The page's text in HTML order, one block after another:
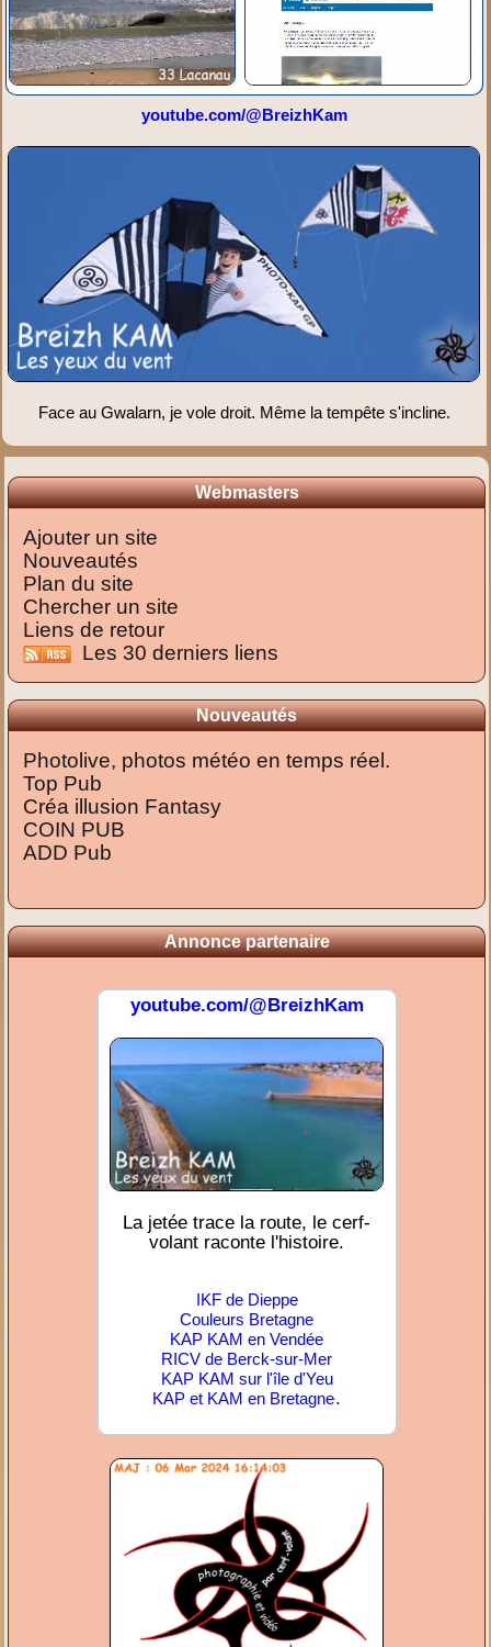
youtube.com/@BreizhKam
Face au Gwalarn, je vole droit. Même la tempête s'incline.
Webmasters
Ajouter un site
Nouveautés
Plan du site
Chercher un site
Liens de retour
Les 30 derniers liens
Nouveautés
Photolive, photos météo en temps réel.
Top Pub
Créa illusion Fantasy
COIN PUB
ADD Pub
Annonce partenaire
youtube.com/@BreizhKam
La jetée trace la route, le cerf-
volant raconte l'histoire.
IKF de Dieppe
Couleurs Bretagne
KAP KAM en Vendée
RICV de Berck-sur-Mer
KAP KAM sur l'île d'Yeu
KAP et KAM en Bretagne.